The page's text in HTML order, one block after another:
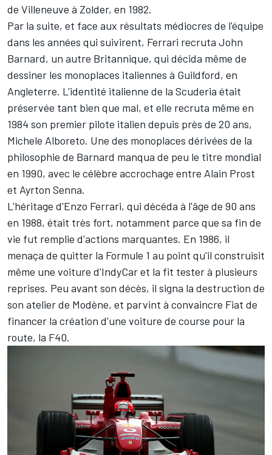
de Villeneuve à Zolder, en 1982.
Par la suite, et face aux résultats médiocres de l'équipe
dans les années qui suivirent, Ferrari recruta John
Barnard, un autre Britannique, qui décida même de
dessiner les monoplaces italiennes à Guildford, en
Angleterre. L'identité italienne de la Scuderia était
préservée tant bien que mal, et elle recruta même en
1984 son premier pilote italien depuis près de 20 ans,
Michele Alboreto. Une des monoplaces dérivées de la
philosophie de Barnard manqua de peu le titre mondial
en 1990, avec le célèbre accrochage entre Alain Prost
et Ayrton Senna.
L'héritage d'Enzo Ferrari, qui décéda à l'âge de 90 ans
en 1988, était très fort, notamment parce que sa fin de
vie fut remplie d'actions marquantes. En 1986, il
menaça de quitter la Formule 1 au point qu'il construisit
même une voiture d'IndyCar et la fit tester à plusieurs
reprises. Peu avant son décès, il signa la destruction de
son atelier de Modène, et parvint à convaincre Fiat de
financer la création d'une voiture de course pour la
route, la F40.